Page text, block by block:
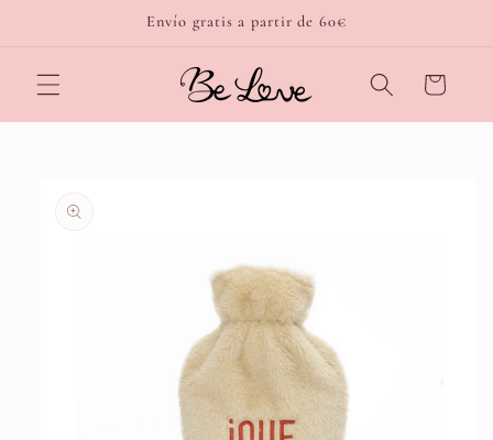
Envío gratis a partir de 60€
Carrito
información